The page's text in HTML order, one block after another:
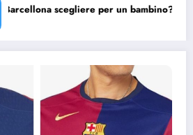
scegliere per un bambino?